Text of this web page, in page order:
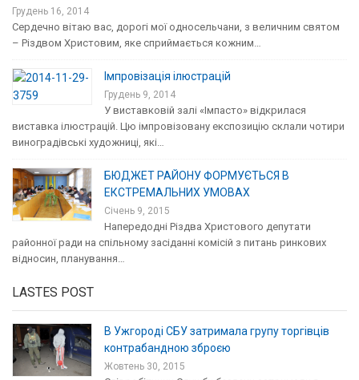
Грудень 16, 2014
Сердечно вітаю вас, дорогі мої односельчани, з величним святом
– Різдвом Христовим, яке сприймається кожним…
Імпровізація ілюстрацій
Грудень 9, 2014
У виставковій залі «Імпасто» відкрилася
виставка ілюстрацій. Цю імпровізовану експозицію склали чотири
виноградівські художниці, які…
БЮДЖЕТ РАЙОНУ ФОРМУЄТЬСЯ В
ЕКСТРЕМАЛЬНИХ УМОВАХ
Січень 9, 2015
Напередодні Різдва Христового депутати
районної ради на спільному засіданні комісій з питань ринкових
відносин, планування…
LASTES POST
В Ужгороді СБУ затримала групу торгівців
контрабандною зброєю
Жовтень 30, 2015